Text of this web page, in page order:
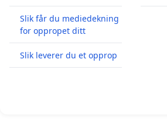
Slik får du mediedekning
for oppropet ditt
Slik leverer du et opprop